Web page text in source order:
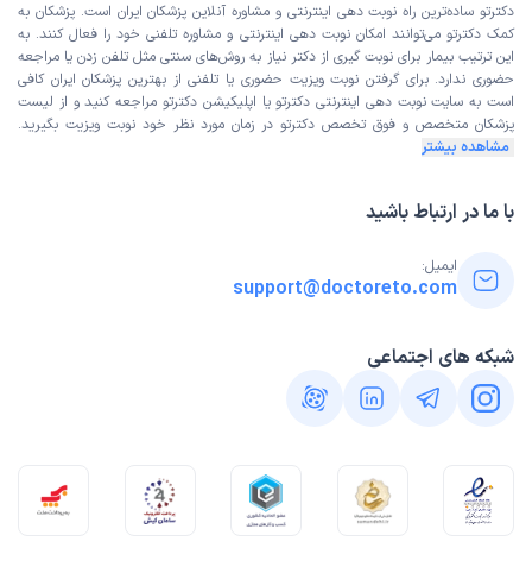
دکترتو ساده‌ترین راه نوبت‌ دهی اینترنتی و مشاوره آنلاین پزشکان ایران است. پزشکان به
کمک دکترتو می‌توانند امکان نوبت دهی اینترنتی و مشاوره تلفنی خود را فعال کنند. به
این ترتیب بیمار برای نوبت گیری از دکتر نیاز به روش‌های سنتی مثل تلفن زدن یا مراجعه
حضوری ندارد. برای گرفتن نوبت ویزیت حضوری یا تلفنی از بهترین پزشکان ایران کافی
است به سایت نوبت دهی اینترنتی دکترتو یا اپلیکیشن دکترتو مراجعه کنید و از لیست
پزشکان متخصص و فوق تخصص دکترتو در زمان مورد نظر خود نوبت ویزیت بگیرید.
مشاهده بیشتر
با ما در ارتباط باشید
ایمیل:
support@doctoreto.com
شبکه های اجتماعی